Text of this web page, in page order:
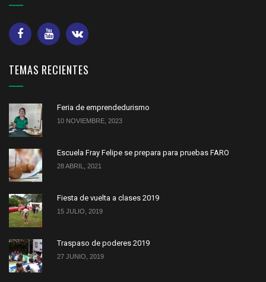
TEMAS RECIENTES
Feria de emprendedurismo
10 NOVIEMBRE, 2023
Escuela Fray Felipe se prepara para pruebas FARO
28 ABRIL, 2021
Fiesta de vuelta a clases 2019
15 JULIO, 2019
Traspaso de poderes 2019
27 JUNIO, 2019